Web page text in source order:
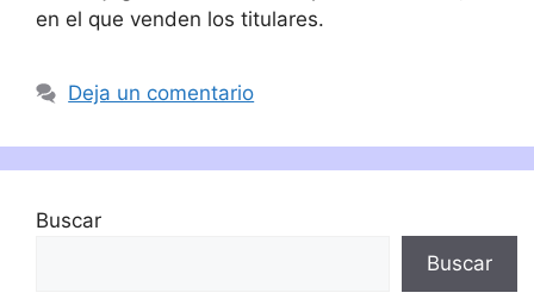
en el que venden los titulares.
Deja un comentario
Buscar
Buscar